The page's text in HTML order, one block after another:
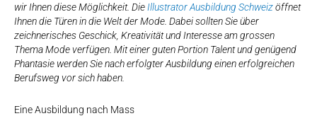
wir Ihnen diese Möglichkeit. Die Illustrator Ausbildung Schweizöffnet
Ihnen die Türen in die Welt der Mode. Dabei sollten Sie über
zeichnerisches Geschick, Kreativität und Interesse am grossen
Thema Mode verfügen. Mit einer guten Portion Talent und genügend
Phantasie werden Sie nach erfolgter Ausbildung einen erfolgreichen
Berufsweg vor sich haben.
Eine Ausbildung nach Mass